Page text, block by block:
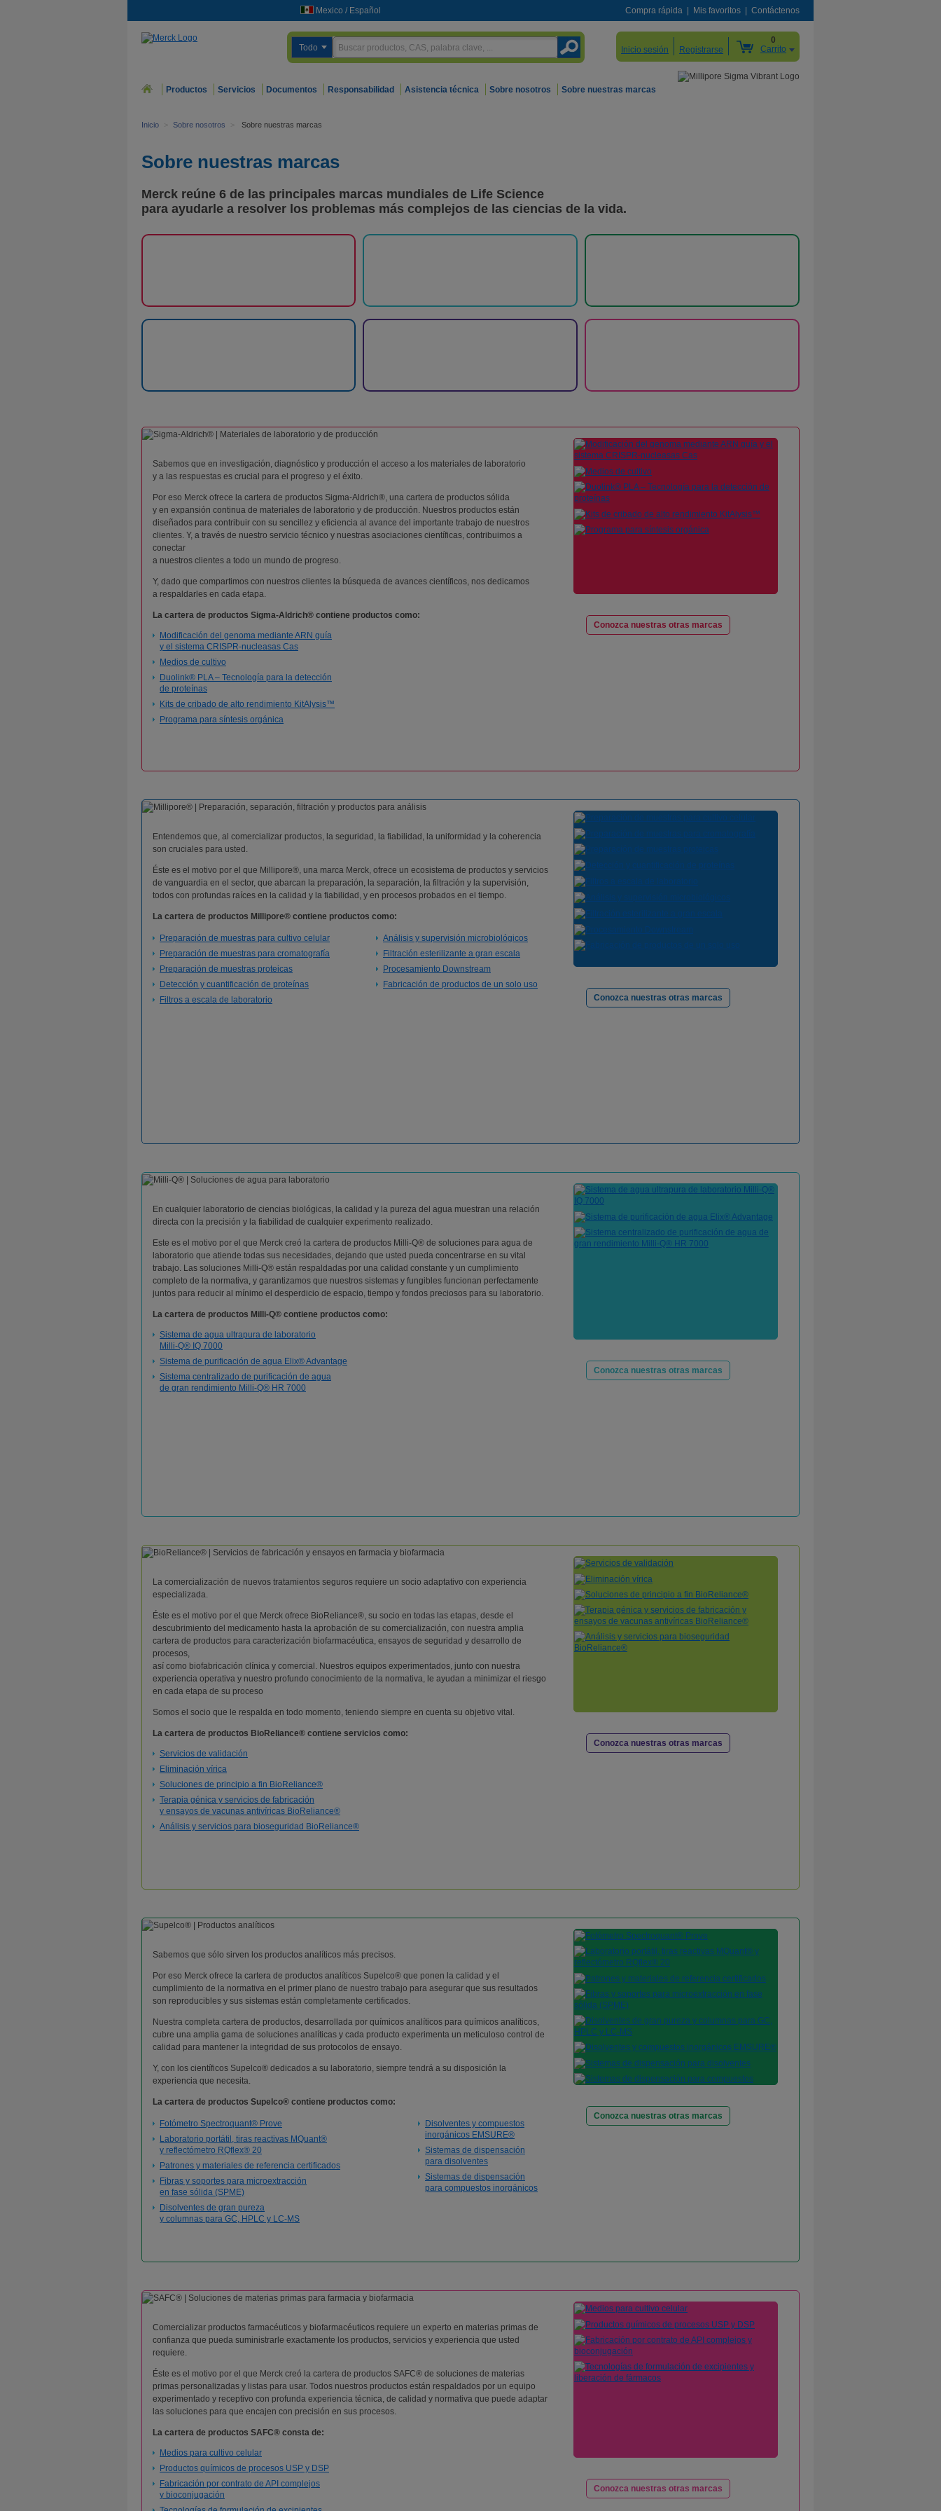
Mexico / Español Compra rápida Mis favoritos Contáctenos
Todo Inicio sesión Registrarse
0
Carrito
Productos Servicios Documentos Responsabilidad Asistencia técnica Sobre nosotros Sobre nuestras marcas
Inicio > Sobre nosotros > Sobre nuestras marcas
Sobre nuestras marcas
Merck reúne 6 de las principales marcas mundiales de Life Science
para ayudarle a resolver los problemas más complejos de las ciencias de la vida.
Sabemos que en investigación, diagnóstico y producción el acceso a los materiales de laboratorio
y a las respuestas es crucial para el progreso y el éxito.
Por eso Merck ofrece la cartera de productos Sigma-Aldrich®, una cartera de productos sólida
y en expansión continua de materiales de laboratorio y de producción. Nuestros productos están
diseñados para contribuir con su sencillez y eficiencia al avance del importante trabajo de nuestros
clientes. Y, a través de nuestro servicio técnico y nuestras asociaciones científicas, contribuimos a
conectar
a nuestros clientes a todo un mundo de progreso.
Y, dado que compartimos con nuestros clientes la búsqueda de avances científicos, nos dedicamos
a respaldarles en cada etapa.
La cartera de productos Sigma-Aldrich® contiene productos como:
Modificación del genoma mediante ARN guía
y el sistema CRISPR-nucleasas Cas
Medios de cultivo
Duolink® PLA – Tecnología para la detección
de proteínas
Kits de cribado de alto rendimiento KitAlysis™
Programa para síntesis orgánica
Conozca nuestras otras marcas
Entendemos que, al comercializar productos, la seguridad, la fiabilidad, la uniformidad y la coherencia
son cruciales para usted.
Éste es el motivo por el que Millipore®, una marca Merck, ofrece un ecosistema de productos y servicios
de vanguardia en el sector, que abarcan la preparación, la separación, la filtración y la supervisión,
todos con profundas raíces en la calidad y la fiabilidad, y en procesos probados en el tiempo.
La cartera de productos Millipore® contiene productos como:
Preparación de muestras para cultivo celular
Preparación de muestras para cromatografía
Preparación de muestras proteicas
Detección y cuantificación de proteínas
Filtros a escala de laboratorio
Análisis y supervisión microbiológicos
Filtración esterilizante a gran escala
Procesamiento Downstream
Fabricación de productos de un solo uso
Conozca nuestras otras marcas
En cualquier laboratorio de ciencias biológicas, la calidad y la pureza del agua muestran una relación
directa con la precisión y la fiabilidad de cualquier experimento realizado.
Este es el motivo por el que Merck creó la cartera de productos Milli-Q® de soluciones para agua de
laboratorio que atiende todas sus necesidades, dejando que usted pueda concentrarse en su vital
trabajo. Las soluciones Milli-Q® están respaldadas por una calidad constante y un cumplimiento
completo de la normativa, y garantizamos que nuestros sistemas y fungibles funcionan perfectamente
juntos para reducir al mínimo el desperdicio de espacio, tiempo y fondos preciosos para su laboratorio.
La cartera de productos Milli-Q® contiene productos como:
Sistema de agua ultrapura de laboratorio
Milli-Q® IQ 7000
Sistema de purificación de agua Elix® Advantage
Sistema centralizado de purificación de agua
de gran rendimiento Milli-Q® HR 7000
Conozca nuestras otras marcas
La comercialización de nuevos tratamientos seguros requiere un socio adaptativo con experiencia
especializada.
Éste es el motivo por el que Merck ofrece BioReliance®, su socio en todas las etapas, desde el
descubrimiento del medicamento hasta la aprobación de su comercialización, con nuestra amplia
cartera de productos para caracterización biofarmacéutica, ensayos de seguridad y desarrollo de
procesos,
así como biofabricación clínica y comercial. Nuestros equipos experimentados, junto con nuestra
experiencia operativa y nuestro profundo conocimiento de la normativa, le ayudan a minimizar el riesgo
en cada etapa de su proceso
Somos el socio que le respalda en todo momento, teniendo siempre en cuenta su objetivo vital.
La cartera de productos BioReliance® contiene servicios como:
Servicios de validación
Eliminación vírica
Soluciones de principio a fin BioReliance®
Terapia génica y servicios de fabricación
y ensayos de vacunas antivíricas BioReliance®
Análisis y servicios para bioseguridad BioReliance®
Conozca nuestras otras marcas
Sabemos que sólo sirven los productos analíticos más precisos.
Por eso Merck ofrece la cartera de productos analíticos Supelco® que ponen la calidad y el
cumplimiento de la normativa en el primer plano de nuestro trabajo para asegurar que sus resultados
son reproducibles y sus sistemas están completamente certificados.
Nuestra completa cartera de productos, desarrollada por químicos analíticos para químicos analíticos,
cubre una amplia gama de soluciones analíticas y cada producto experimenta un meticuloso control de
calidad para mantener la integridad de sus protocolos de ensayo.
Y, con los científicos Supelco® dedicados a su laboratorio, siempre tendrá a su disposición la
experiencia que necesita.
La cartera de productos Supelco® contiene productos como:
Fotómetro Spectroquant® Prove
Laboratorio portátil, tiras reactivas MQuant®
y reflectómetro RQflex® 20
Patrones y materiales de referencia certificados
Fibras y soportes para microextracción
en fase sólida (SPME)
Disolventes de gran pureza
y columnas para GC, HPLC y LC-MS
Disolventes y compuestos
inorgánicos EMSURE®
Sistemas de dispensación
para disolventes
Sistemas de dispensación
para compuestos inorgánicos
Conozca nuestras otras marcas
Comercializar productos farmacéuticos y biofarmacéuticos requiere un experto en materias primas de
confianza que pueda suministrarle exactamente los productos, servicios y experiencia que usted
requiere.
Éste es el motivo por el que Merck creó la cartera de productos SAFC® de soluciones de materias
primas personalizadas y listas para usar. Todos nuestros productos están respaldados por un equipo
experimentado y receptivo con profunda experiencia técnica, de calidad y normativa que puede adaptar
las soluciones para que encajen con precisión en sus procesos.
La cartera de productos SAFC® consta de:
Medios para cultivo celular
Productos químicos de procesos USP y DSP
Fabricación por contrato de API complejos
y bioconjugación
Conozca nuestras otras marcas